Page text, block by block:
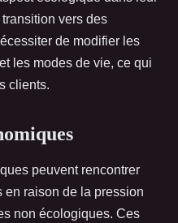
vers des
de modifier les
les modes de vie, ce qui
clients.
peuvent rencontrer
en raison de la pression
non écologiques. Ces